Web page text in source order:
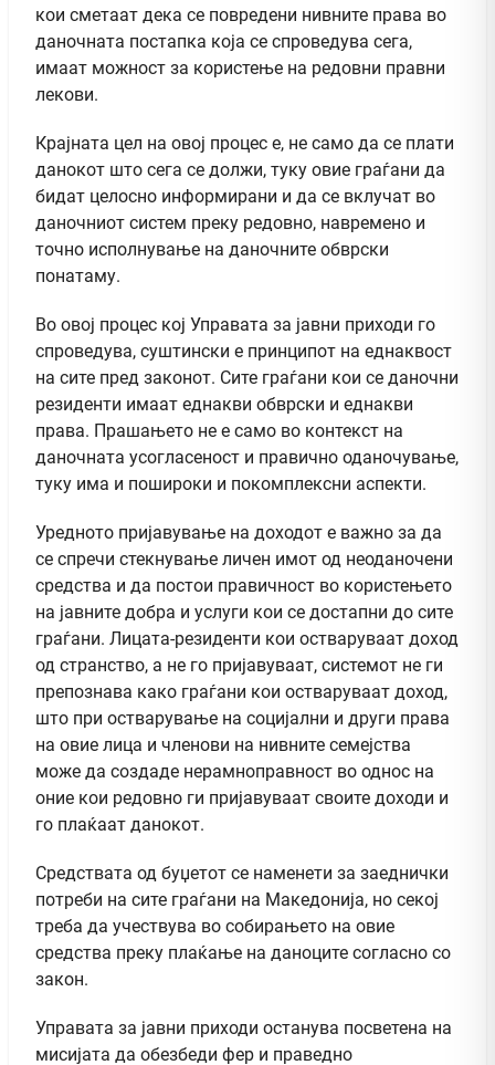
кои сметаат дека се повредени нивните права во
даночната постапка која се спроведува сега,
имаат можност за користење на редовни правни
лекови.
Крајната цел на овој процес е, не само да се плати
данокот што сега се должи, туку овие граѓани да
бидат целосно информирани и да се вклучат во
даночниот систем преку редовно, навремено и
точно исполнување на даночните обврски
понатаму.
Во овој процес кој Управата за јавни приходи го
спроведува, суштински е принципот на еднаквост
на сите пред законот. Сите граѓани кои се даночни
резиденти имаат еднакви обврски и еднакви
права. Прашањето не е само во контекст на
даночната усогласеност и правично оданочување,
туку има и пошироки и покомплексни аспекти.
Уредното пријавување на доходот е важно за да
се спречи стекнување личен имот од неоданочени
средства и да постои правичност во користењето
на јавните добра и услуги кои се достапни до сите
граѓани. Лицата-резиденти кои остваруваат доход
од странство, а не го пријавуваат, системот не ги
препознава како граѓани кои остваруваат доход,
што при остварување на социјални и други права
на овие лица и членови на нивните семејства
може да создаде нерамноправност во однос на
оние кои редовно ги пријавуваат своите доходи и
го плаќаат данокот.
Средствата од буџетот се наменети за заеднички
потреби на сите граѓани на Македонија, но секој
треба да учествува во собирањето на овие
средства преку плаќање на даноците согласно со
закон.
Управата за јавни приходи останува посветена на
мисијата да обезбеди фер и праведно